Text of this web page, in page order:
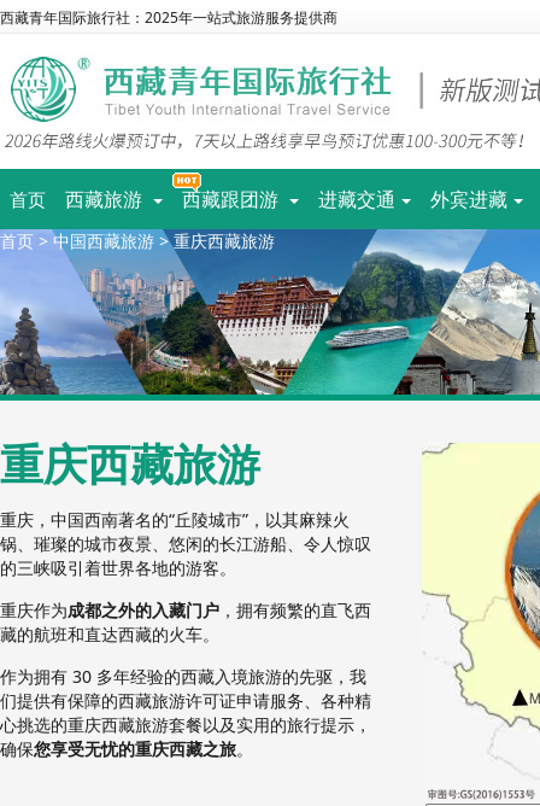
西藏青年国际旅行社：2025年一站式旅游服务提供商
首页 西藏旅游 西藏跟团游 进藏交通 外宾进藏
首页 > 中国西藏旅游 >重庆西藏旅游
重庆西藏旅游
重庆，中国西南著名的“丘陵城市”，以其麻辣火
锅、璀璨的城市夜景、悠闲的长江游船、令人惊叹
的三峡吸引着世界各地的游客。
重庆作为成都之外的入藏门户 ，拥有频繁的直飞西
藏的航班和直达西藏的火车。
作为拥有 30 多年经验的西藏入境旅游的先驱，我
们提供有保障的西藏旅游许可证申请服务、各种精
心挑选的重庆西藏旅游套餐以及实用的旅行提示，
确保您享受无忧的重庆西藏之旅。